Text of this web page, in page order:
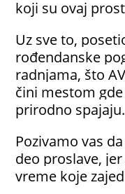
koji su ovaj
Uz sve to,
rođendanske
radnjama, što
čini mestom
prirodno spajaju.
Pozivamo vas
deo proslave,
vreme koje